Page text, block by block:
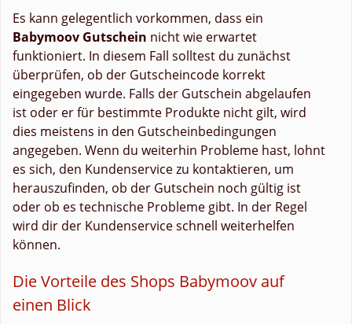
Es kann gelegentlich vorkommen, dass ein
Babymoov Gutschein nicht wie erwartet
funktioniert. In diesem Fall solltest du zunächst
überprüfen, ob der Gutscheincode korrekt
eingegeben wurde. Falls der Gutschein abgelaufen
ist oder er für bestimmte Produkte nicht gilt, wird
dies meistens in den Gutscheinbedingungen
angegeben. Wenn du weiterhin Probleme hast, lohnt
es sich, den Kundenservice zu kontaktieren, um
herauszufinden, ob der Gutschein noch gültig ist
oder ob es technische Probleme gibt. In der Regel
wird dir der Kundenservice schnell weiterhelfen
können.
Die Vorteile des Shops Babymoov auf
einen Blick